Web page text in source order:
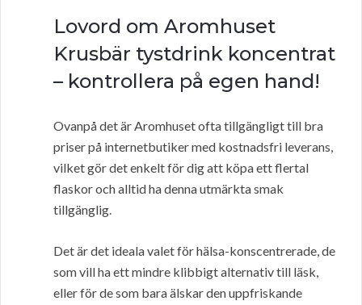
Lovord om Aromhuset
Krusbär tystdrink koncentrat
– kontrollera på egen hand!
Ovanpå det är Aromhuset ofta tillgängligt till bra
priser på internetbutiker med kostnadsfri leverans,
vilket gör det enkelt för dig att köpa ett flertal
flaskor och alltid ha denna utmärkta smak
tillgänglig.
Det är det ideala valet för hälsa-konscentrerade, de
som vill ha ett mindre klibbigt alternativ till läsk,
eller för de som bara älskar den uppfriskande